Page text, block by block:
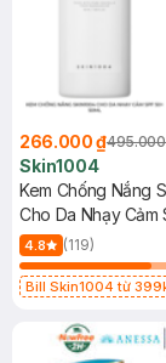
266.000 ₫
Skin1004
Kem Chống Nắng
Cho Da Nhạy Cảm
50ml
4.8 (119)
Bill Skin1004 từ
SPF 50+ 20ml (SL Có